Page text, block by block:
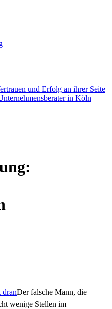
und Erfolg an ihrer Seite
in Köln
Der falsche Mann, die
wenige Stellen im